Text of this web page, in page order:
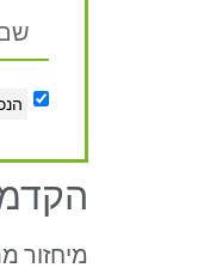
מיחזור